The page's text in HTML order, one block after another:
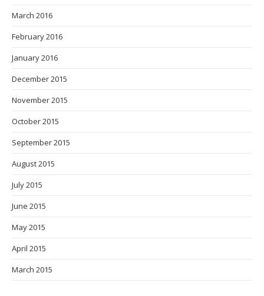
March 2016
February 2016
January 2016
December 2015
November 2015
October 2015
September 2015
August 2015
July 2015
June 2015
May 2015
April 2015
March 2015